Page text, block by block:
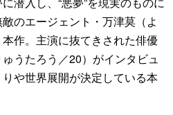
のエージェント・万津莫（よ
作。主演に抜てきされた俳優
ゅうたろう／20）がインタビュ
や世界展開が決定している本